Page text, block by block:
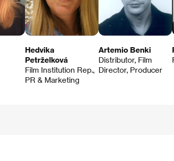
Hedvika
Petrželková
Film Institution Rep.,
PR & Marketing
Artemio Benki
Distributor, Film
Director, Producer